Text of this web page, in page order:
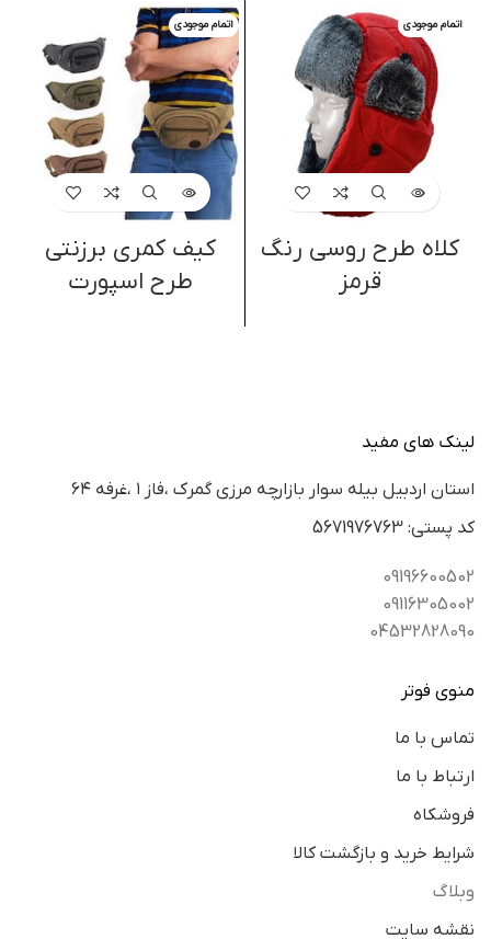
اتمام موجودی
کلاه طرح روسی رنگ
قرمز
اتمام موجودی
کیف کمری برزنتی
طرح اسپورت
لینک های مفید
استان اردبيل بيله سوار بازارچه مرزي گمرك ،فاز ١ ،غرفه ٦٤
كد پستي: 5671976763
09196600502
09116305002
04532828090
منوی فوتر
تماس با ما
ارتباط با ما
فروشکاه
شرایط خرید و بازگشت کالا
وبلاگ
نقشه سایت